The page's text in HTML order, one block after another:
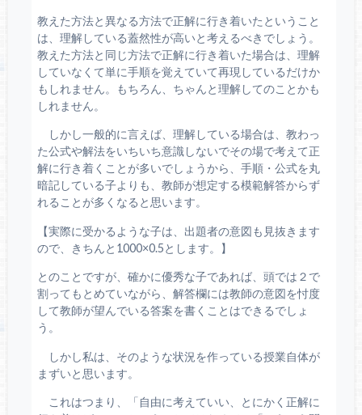
教えた方法と異なる方法で正解に行き着いたということ
は、理解している蓋然性が高いと考えるべきでしょう。
教えた方法と同じ方法で正解に行き着いた場合は、理解
していなくて単に手順を覚えていて再現しているだけか
もしれません。もちろん、ちゃんと理解してのことかも
しれません。
しかし一般的に言えば、理解している場合は、教わっ
た公式や解法をいちいち意識しないでその場で考えて正
解に行き着くことが多いでしょうから、手順・公式を丸
暗記している子よりも、教師が想定する模範解答からず
れることが多くなると思います。
【実際に受かるような子は、出題者の意図も見抜きます
ので、きちんと1000×0.5とします。】
とのことですが、確かに優秀な子であれば、頭では２で
割ってもとめていながら、解答欄には教師の意図を忖度
して教師が望んでいる答案を書くことはできるでしょ
う。
しかし私は、そのような状況を作っている授業自体が
まずいと思います。
これはつまり、「自由に考えていい、とにかく正解に